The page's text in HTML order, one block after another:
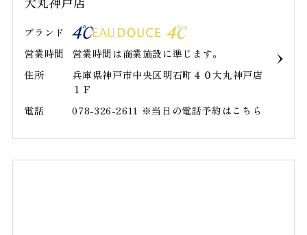
ブランド
営業時間
営業時間は商業施設に準じます。
住所
兵庫県神戸市中央区明石町４０大丸神戸店
１Ｆ
電話
078-326-2611 ※当日の電話予約はこちら